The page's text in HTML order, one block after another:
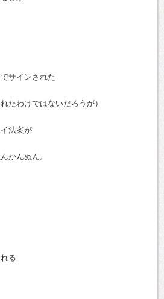
サインされた
たわけではないだろうが）
法案が
かんぬん。
る